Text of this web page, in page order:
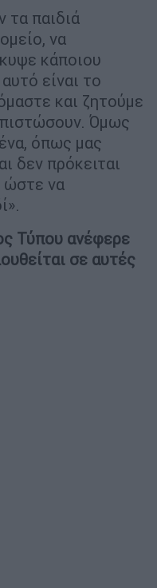
τα παιδιά
να
κάποιου
είναι το
και ζητούμε
Όμως
όπως μας
δεν πρόκειται
ώστε να
Τύπου ανέφερε
σε αυτές